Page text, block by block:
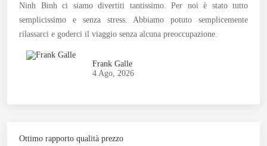
Ninh Binh ci siamo divertiti tantissimo. Per noi è stato tutto
semplicissimo e senza stress. Abbiamo potuto semplicemente
rilassarci e goderci il viaggio senza alcuna preoccupazione.
Frank Galle
4 Ago, 2026
Ottimo rapporto qualità prezzo